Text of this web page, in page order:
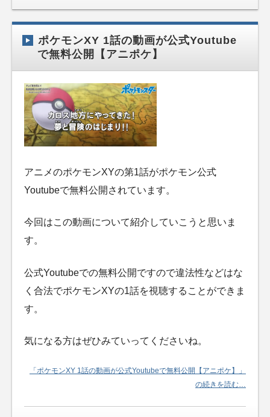
ポケモンXY 1話の動画が公式Youtube
で無料公開【アニポケ】
アニメのポケモンXYの第1話がポケモン公式
Youtubeで無料公開されています。
今回はこの動画について紹介していこうと思いま
す。
公式Youtubeでの無料公開ですので違法性などはな
く合法でポケモンXYの1話を視聴することができま
す。
気になる方はぜひみていってくださいね。
「ポケモンXY 1話の動画が公式Youtubeで無料公開【アニポケ】」
の続きを読む…